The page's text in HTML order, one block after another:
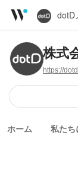
dotD
株式
https://
ホーム 私たち